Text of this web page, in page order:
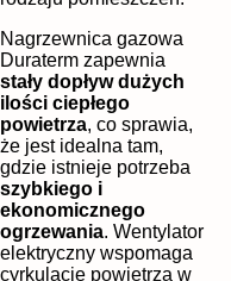
Nagrzewnica gazowa
Duraterm zapewnia
stały dopływ dużych
ilości ciepłego
powietrza, co sprawia,
że jest idealna tam,
gdzie istnieje potrzeba
szybkiego i
ekonomicznego
ogrzewania. Wentylator
elektryczny wspomaga
cyrkulację powietrza w